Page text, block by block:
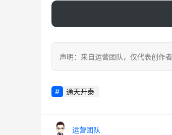
声明：来自运营团队，仅代表创作者
通天开泰
运营团队